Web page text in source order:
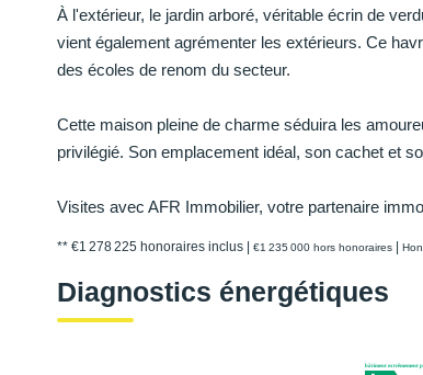
À l'extérieur, le jardin arboré, véritable écrin de
vient également agrémenter les extérieurs. Ce
des écoles de renom du secteur.
Cette maison pleine de charme séduira les
privilégié. Son emplacement idéal, son cachet et
Visites avec AFR Immobilier, votre partenaire
** €1 278 225 honoraires inclus €1 235 000 hors honoraires
Diagnostics énergétiques